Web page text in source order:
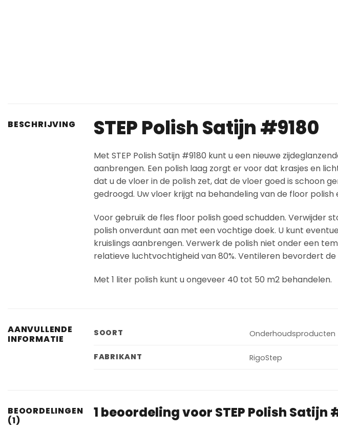
BESCHRIJVING STEP Polish Satijn #9180
Met STEP Polish Satijn #9180 kunt u een nieuwe
aanbrengen. Een polish laag zorgt er voor dat krasjes en
dat u de vloer in de polish zet, dat de vloer goed is schoon
gedroogd. Uw vloer krijgt na behandeling van de floor polish
Voor gebruik de fles floor polish goed schudden. Verwijder
polish onverdunt aan met een vochtige doek. U kunt
kruislings aanbrengen. Verwerk de polish niet onder een
relatieve luchtvochtigheid van 80%. Ventileren bevordert de
Met 1 liter polish kunt u ongeveer 40 tot 50 m2 behandelen.
AANVULLENDE
INFORMATIE
SOORT Onderhoudsproducten
FABRIKANT RigoStep
BEOORDELINGEN
(1)
1 beoordeling voor STEP Polish Satijn